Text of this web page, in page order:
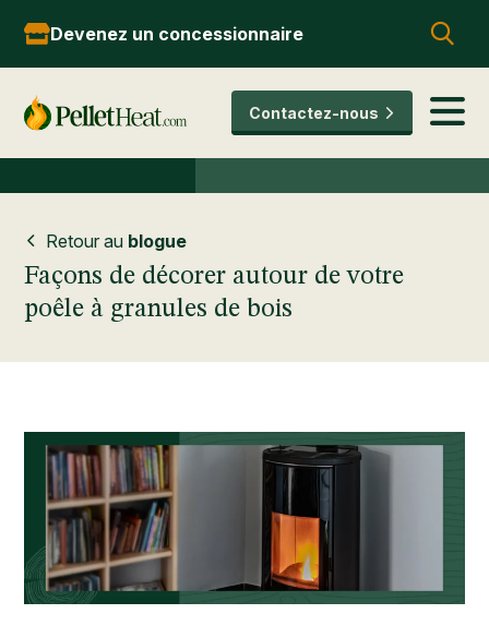
Devenez un concessionnaire
Contactez-nous
Retour au blogue
Façons de décorer autour de votre
poêle à granules de bois